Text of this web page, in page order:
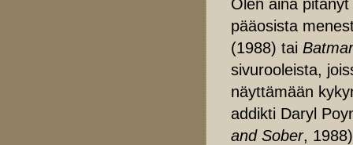
pääosista
(1988) tai
sivurooleista,
näyttämään
addikti Daryl
and Sober,